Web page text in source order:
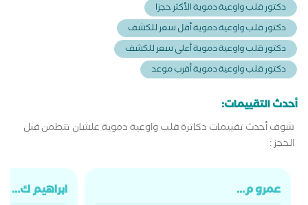
دكتور قلب واوعية دموية الأكثر حجزا
دكتور قلب واوعية دموية أقل سعر للكشف
دكتور قلب واوعية دموية أعلى سعر للكشف
دكتور قلب واوعية دموية أقرب موعد
أحدث التقييمات:
شوف أحدث تقييمات دكاترة قلب واوعية دموية علشان تتطمن قبل
الحجز :
عمرو م... ابراهيم ك...